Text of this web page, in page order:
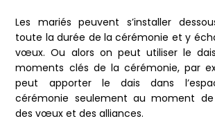
Les mariés peuvent s’installer
toute la durée de la cérémonie et y
vœux. Ou alors on peut utiliser le
moments clés de la cérémonie, par
peut apporter le dais dans
cérémonie seulement au moment de
des vœux et des alliances.